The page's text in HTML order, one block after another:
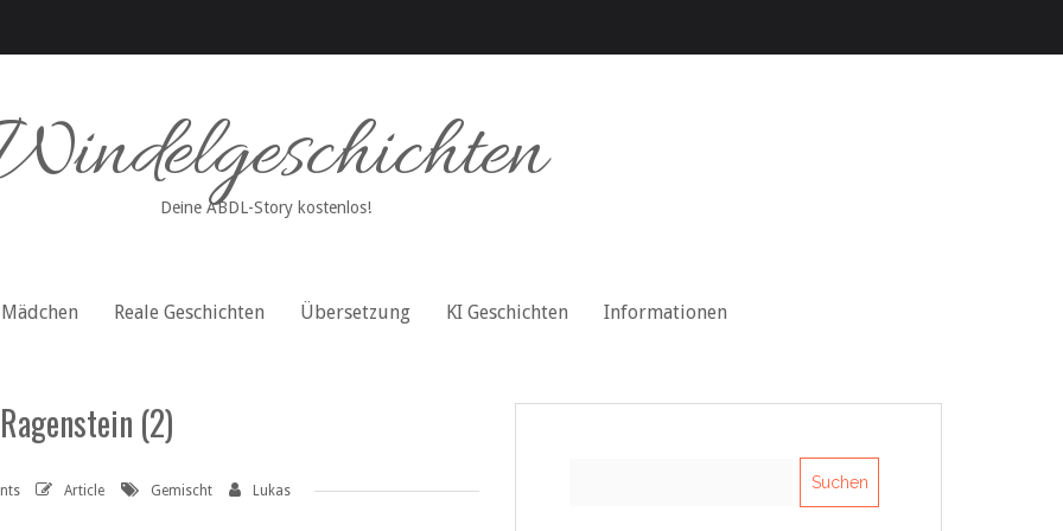
Deine ABDL-Story kostenlos!
Mädchen Reale Geschichten Übersetzung KI Geschichten Informationen
(2)
Article Gemischt Lukas